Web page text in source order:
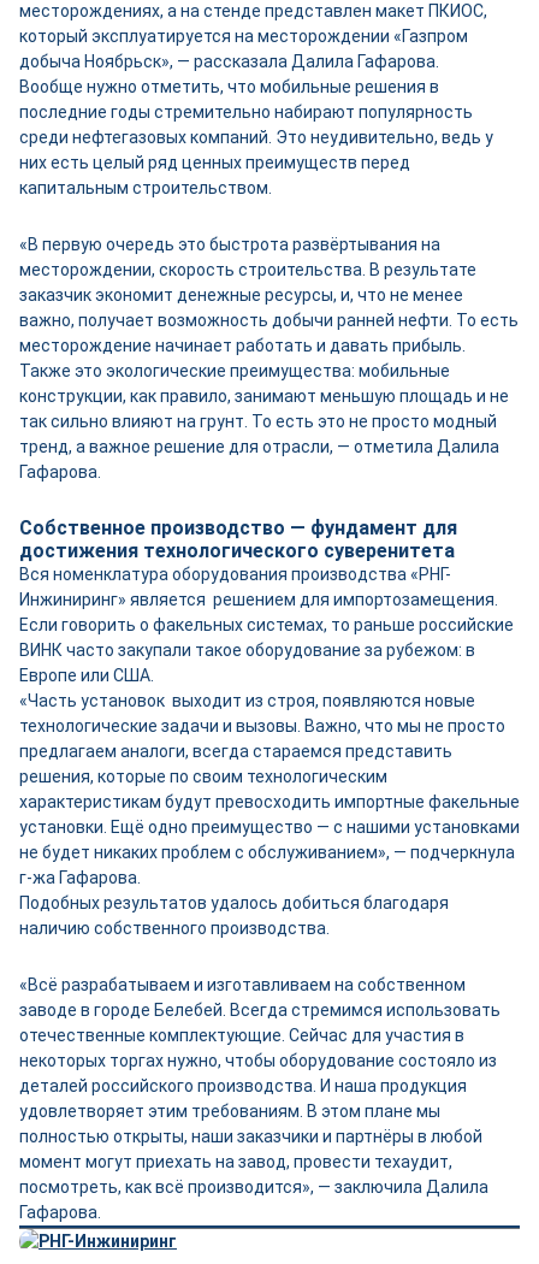
месторождениях, а на стенде представлен макет ПКИОС,
который эксплуатируется на месторождении «Газпром
добыча Ноябрьск», — рассказала Далила Гафарова.
Вообще нужно отметить, что мобильные решения в
последние годы стремительно набирают популярность
среди нефтегазовых компаний. Это неудивительно, ведь у
них есть целый ряд ценных преимуществ перед
капитальным строительством.
«В первую очередь это быстрота развёртывания на
месторождении, скорость строительства. В результате
заказчик экономит денежные ресурсы, и, что не менее
важно, получает возможность добычи ранней нефти. То есть
месторождение начинает работать и давать прибыль.
Также это экологические преимущества: мобильные
конструкции, как правило, занимают меньшую площадь и не
так сильно влияют на грунт. То есть это не просто модный
тренд, а важное решение для отрасли, — отметила Далила
Гафарова.
Собственное производство — фундамент для
достижения технологического суверенитета
Вся номенклатура оборудования производства «РНГ-
Инжиниринг» является решением для импортозамещения.
Если говорить о факельных системах, то раньше российские
ВИНК часто закупали такое оборудование за рубежом: в
Европе или США.
«Часть установок выходит из строя, появляются новые
технологические задачи и вызовы. Важно, что мы не просто
предлагаем аналоги, всегда стараемся представить
решения, которые по своим технологическим
характеристикам будут превосходить импортные факельные
установки. Ещё одно преимущество — с нашими установками
не будет никаких проблем с обслуживанием», — подчеркнула
г-жа Гафарова.
Подобных результатов удалось добиться благодаря
наличию собственного производства.
«Всё разрабатываем и изготавливаем на собственном
заводе в городе Белебей. Всегда стремимся использовать
отечественные комплектующие. Сейчас для участия в
некоторых торгах нужно, чтобы оборудование состояло из
деталей российского производства. И наша продукция
удовлетворяет этим требованиям. В этом плане мы
полностью открыты, наши заказчики и партнёры в любой
момент могут приехать на завод, провести техаудит,
посмотреть, как всё производится», — заключила Далила
Гафарова.